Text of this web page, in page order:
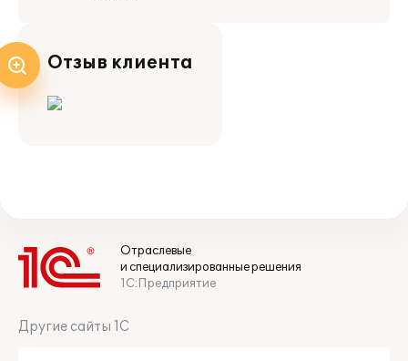
Отзыв клиента
Отраслевые
и специализированные решения
1С:Предприятие
Другие сайты 1С